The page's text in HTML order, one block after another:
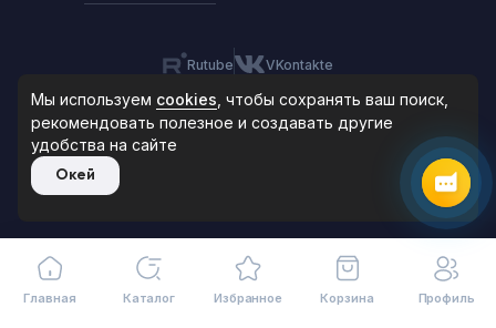
Главная Каталог Избранное Корзина Профиль
Rutube VKontakte
Продажа офисной мебели.
Все права защищены.
8 (495) 183-47-87
По будням с 09:30 до 18:30
Мы используем cookies , чтобы сохранять ваш поиск,
рекомендовать полезное и создавать другие
удобства на сайте
Окей